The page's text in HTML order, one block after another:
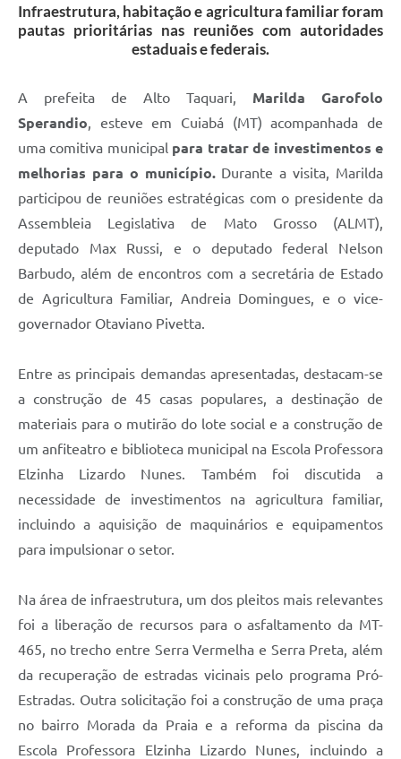
Infraestrutura, habitação e agricultura familiar foram
pautas prioritárias nas reuniões com autoridades
estaduais e federais.
A prefeita de Alto Taquari, Marilda Garofolo
Sperandio , esteve em Cuiabá (MT) acompanhada de
uma comitiva municipal para tratar de investimentos e
melhorias para o município. Durante a visita, Marilda
participou de reuniões estratégicas com o presidente da
Assembleia Legislativa de Mato Grosso (ALMT),
deputado Max Russi, e o deputado federal Nelson
Barbudo, além de encontros com a secretária de Estado
de Agricultura Familiar, Andreia Domingues, e o vice-
governador Otaviano Pivetta.
Entre as principais demandas apresentadas, destacam-se
a construção de 45 casas populares, a destinação de
materiais para o mutirão do lote social e a construção de
um anfiteatro e biblioteca municipal na Escola Professora
Elzinha Lizardo Nunes. Também foi discutida a
necessidade de investimentos na agricultura familiar,
incluindo a aquisição de maquinários e equipamentos
para impulsionar o setor.
Na área de infraestrutura, um dos pleitos mais relevantes
foi a liberação de recursos para o asfaltamento da MT-
465, no trecho entre Serra Vermelha e Serra Preta, além
da recuperação de estradas vicinais pelo programa Pró-
Estradas. Outra solicitação foi a construção de uma praça
no bairro Morada da Praia e a reforma da piscina da
Escola Professora Elzinha Lizardo Nunes, incluindo a